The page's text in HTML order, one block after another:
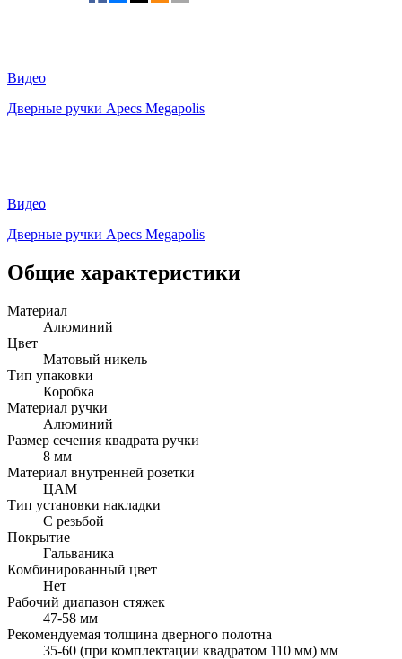
Видео
Дверные ручки Apecs Megapolis
Видео
Дверные ручки Apecs Megapolis
Общие характеристики
Материал
Алюминий
Цвет
Матовый никель
Тип упаковки
Коробка
Материал ручки
Алюминий
Размер сечения квадрата ручки
8 мм
Материал внутренней розетки
ЦАМ
Тип установки накладки
С резьбой
Покрытие
Гальваника
Комбинированный цвет
Нет
Рабочий диапазон стяжек
47-58 мм
Рекомендуемая толщина дверного полотна
35-60 (при комплектации квадратом 110 мм) мм